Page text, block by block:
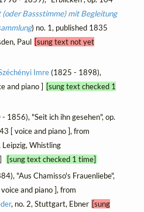
Bassstimme) mit Begleitung
) no. 1, published 1835
Paul [sung text not yet
Imre(1825 - 1898),
and piano ] [sung text checked 1
1856), "Seit ich ihn gesehen", op.
[ voice and piano ], from
Leipzig, Whistling
[sung text checked 1 time]
"Aus Chamisso's Frauenliebe",
and piano ], from
, no. 2, Stuttgart, Ebner [sung